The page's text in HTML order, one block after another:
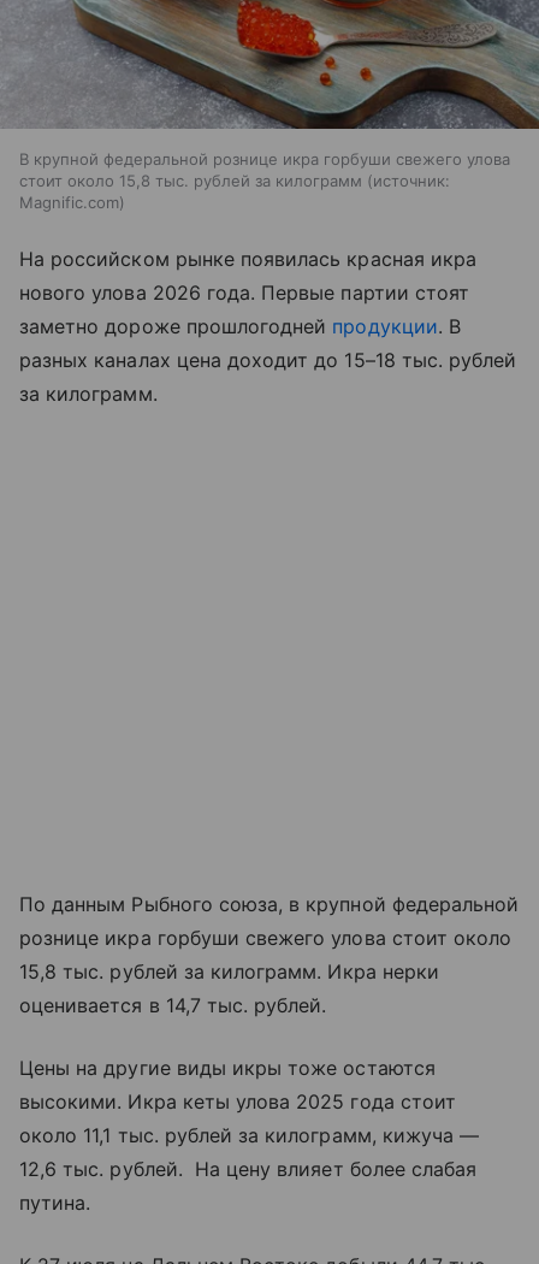
В крупной федеральной рознице икра горбуши свежего улова
стоит около 15,8 тыс. рублей за килограмм
источник:
Magnific.com
На российском рынке появилась красная икра
нового улова 2026 года. Первые партии стоят
заметно дороже прошлогодней продукции. В
разных каналах цена доходит до 15–18 тыс. рублей
за килограмм.
По данным Рыбного союза, в крупной федеральной
рознице икра горбуши свежего улова стоит около
15,8 тыс. рублей за килограмм. Икра нерки
оценивается в 14,7 тыс. рублей.
Цены на другие виды икры тоже остаются
высокими. Икра кеты улова 2025 года стоит
около 11,1 тыс. рублей за килограмм, кижуча —
12,6 тыс. рублей. На цену влияет более слабая
путина.